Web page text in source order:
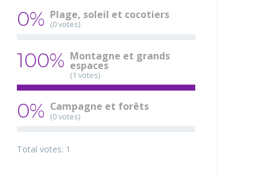
0% Plage, soleil et cocotiers
(0 votes)
100% Montagne et grands
espaces
(1 votes)
0% Campagne et forêts
(0 votes)
Total votes: 1